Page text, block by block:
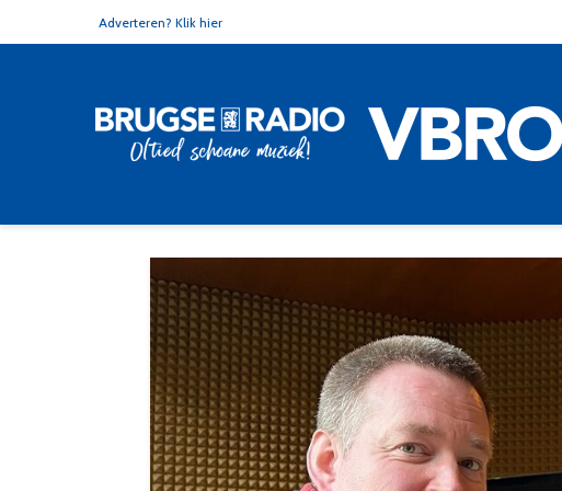
Adverteren? Klik hier